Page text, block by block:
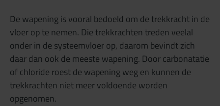
De wapening is vooral bedoeld om de trekkracht in de
vloer op te nemen. Die trekkrachten treden veelal
onder in de systeemvloer op, daarom bevindt zich
daar dan ook de meeste wapening. Door carbonatatie
of chloride roest de wapening weg en kunnen de
trekkrachten niet meer voldoende worden
opgenomen.